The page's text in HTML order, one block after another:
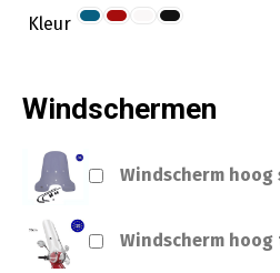
Kleur
Windschermen
Windscherm hoog
Windscherm